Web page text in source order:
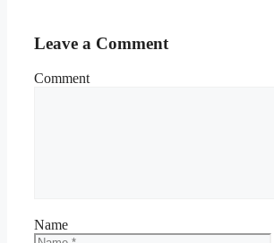
Leave a Comment
Comment
Name